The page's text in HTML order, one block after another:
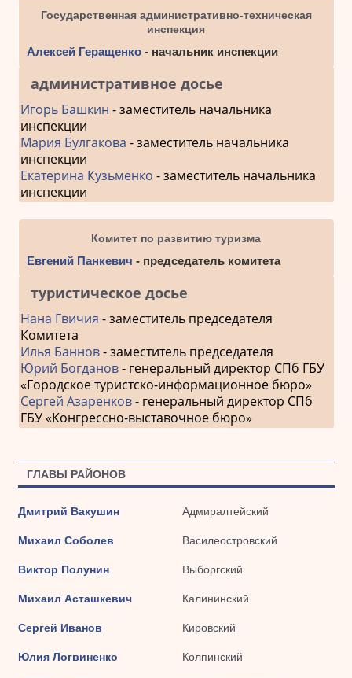
Государственная административно-техническая
инспекция
Алексей Геращенко- начальник инспекции
административное досье
Игорь Башкин - заместитель начальника
инспекции
Мария Булгакова - заместитель начальника
инспекции
Екатерина Кузьменко - заместитель начальника
инспекции
Комитет по развитию туризма
Евгений Панкевич - председатель комитета
туристическое досье
Нана Гвичия - заместитель председателя
Комитета
Илья Баннов- заместитель председателя
Юрий Богданов- генеральный директор СПб ГБУ
«Городское туристско-информационное бюро»
Сергей Азаренков- генеральный директор СПб
ГБУ «Конгрессно-выставочное бюро»
ГЛАВЫ РАЙОНОВ
Дмитрий Вакушин Адмиралтейский
Михаил Соболев Василеостровский
Виктор Полунин Выборгский
Михаил Асташкевич Калининский
Сергей Иванов Кировский
Юлия Логвиненко Колпинский